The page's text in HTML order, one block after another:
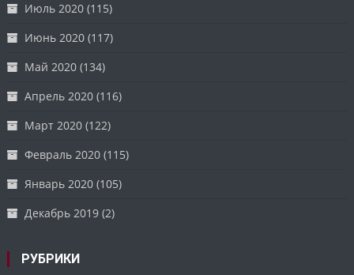
Июль 2020 (115)
Июнь 2020 (117)
Май 2020 (134)
Апрель 2020 (116)
Март 2020 (122)
Февраль 2020 (115)
Январь 2020 (105)
Декабрь 2019 (2)
РУБРИКИ